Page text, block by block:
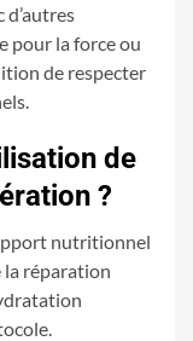
pour la force ou
de respecter
de
?
nutritionnel
la réparation